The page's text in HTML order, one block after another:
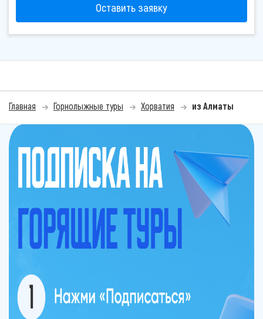
Оставить заявку
Главная Горнолыжные туры Хорватия из Алматы